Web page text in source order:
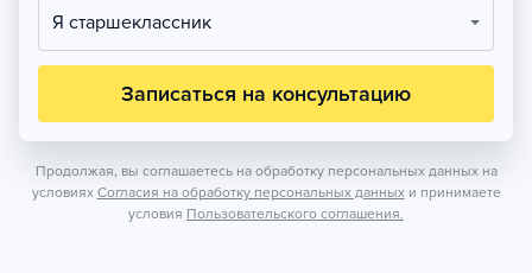
Я старшеклассник
Записаться на консультацию
Продолжая, вы соглашаетесь на обработку персональных данных на
условиях Согласия на обработку персональных данных и принимаете
условия Пользовательского соглашения.